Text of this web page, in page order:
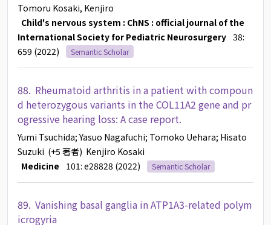
Tomoru Kosaki, Kenjiro
Child's nervous system : ChNS : official journal of the
International Society for Pediatric Neurosurgery 38:
659 (2022)
Semantic Scholar
88. Rheumatoid arthritis in a patient with compoun
d heterozygous variants in the COL11A2 gene and pr
ogressive hearing loss: A case report.
Yumi Tsuchida; Yasuo Nagafuchi; Tomoko Uehara; Hisato
Suzuki (+5 著者) Kenjiro Kosaki
Medicine
101: e28828 (2022) Semantic Scholar
89. Vanishing basal ganglia in ATP1A3-related polym
icrogyria